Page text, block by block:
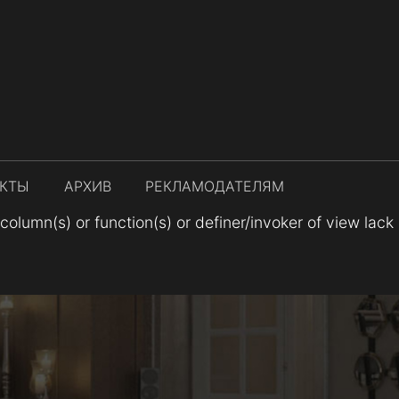
АРХИВ РЕКЛАМОДАТЕЛЯМ
or function(s) or definer/invoker of view lack